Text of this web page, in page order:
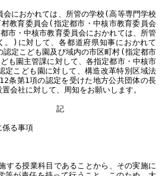
におかれては、所管の学校(高等専門学校
教育委員会(指定都市・中核市教育委員会
市・中核市教育委員会におかれては、所管
。)に対して、各都道府県知事におかれて
認定こども園及び域内の市区町村(指定都市
も園主管課に対して、各指定都市・中核市
定こども園に対して、構造改革特別区域法
条第1項の認定を受けた地方公共団体の長
会社に対して、周知をお願いします。
係る事項
する授業科目であることから、その実施に